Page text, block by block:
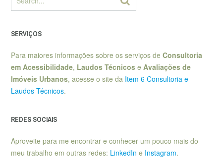
SERVIÇOS
Para maiores informações sobre os serviços de Consultoria
em Acessibilidade, Laudos Técnicos e Avaliações de
Imóveis Urbanos, acesse o site da Item 6 Consultoria e
Laudos Técnicos.
REDES SOCIAIS
Aproveite para me encontrar e conhecer um pouco mais do
meu trabalho em outras redes: LinkedIn e Instagram.